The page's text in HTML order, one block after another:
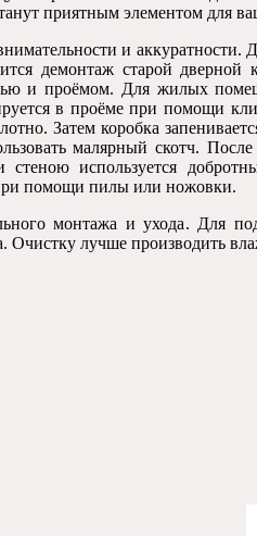
приятным элементом для
и аккуратности.
демонтаж старой дверной
и проёмом. Для жилых
в проёме при помощи
.Затем коробка
малярный скотч.После
используется
помощи пилы или ножовки.
монтажа и ухода. Для
. Очистку лучше производить